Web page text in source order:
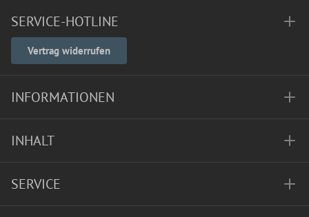
SERVICE-HOTLINE
Vertrag widerrufen
INFORMATIONEN
INHALT
SERVICE